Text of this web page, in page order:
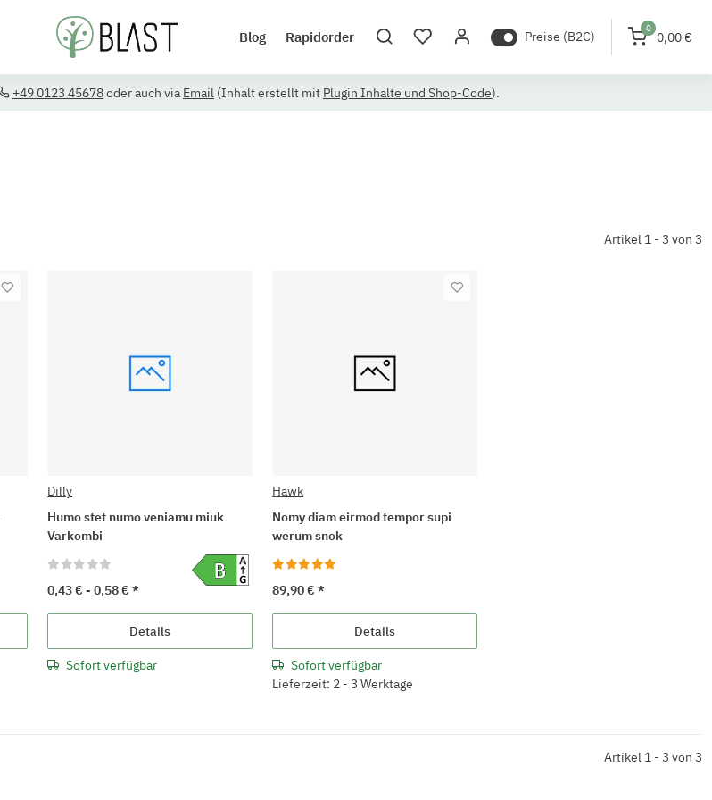
Blog Rapidorder Preise (B2C)
0
0,00 €
+49 0123 45678oder auch via Email (Inhalt erstellt mit Plugin Inhalte und Shop-Code).
Artikel 1 - 3 von 3
Dilly
Humo stet numo veniamu miuk
Varkombi
0,43 € -0,58 €*
Details
Sofort verfügbar
Hawk
Nomy diam eirmod tempor supi
werum snok
89,90 €*
Details
Sofort verfügbar
Lieferzeit: 2 - 3 Werktage
Artikel 1 - 3 von 3